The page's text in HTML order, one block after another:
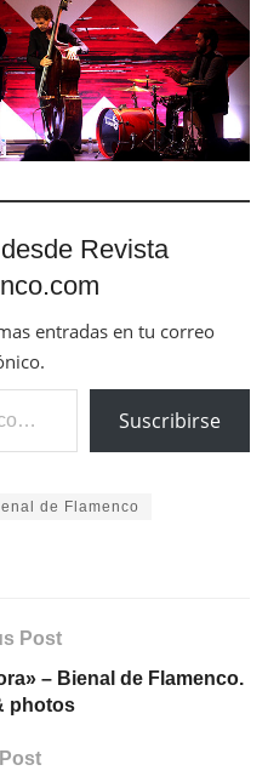
Revista
entradas en tu correo
Suscribirse
de Flamenco
Post
– Bienal de Flamenco.
photos